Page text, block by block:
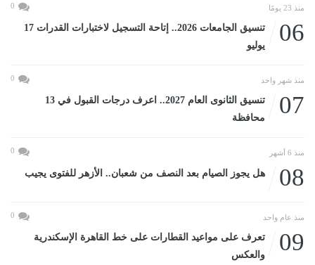
منذ 23 يومًا 0
06
تنسيق الجامعات 2026.. إتاحة التسجيل لاختبارات القدرات 17
يوليو
منذ شهر واحد 0
07
تنسيق الثانوى العام 2027.. اعرف درجات القبول في 13
محافظة
منذ 6 أشهر 0
08 هل يجوز الصيام بعد النصف من شعبان.. الأزهر للفتوى يجيب
منذ عام واحد 0
09
تعرف على مواعيد القطارات على خط القاهرة الإسكندرية
والعكس